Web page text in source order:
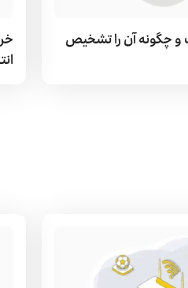
چگونه آن را تشخیص